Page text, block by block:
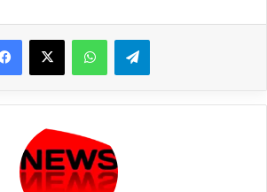
WhatsAppTelegram